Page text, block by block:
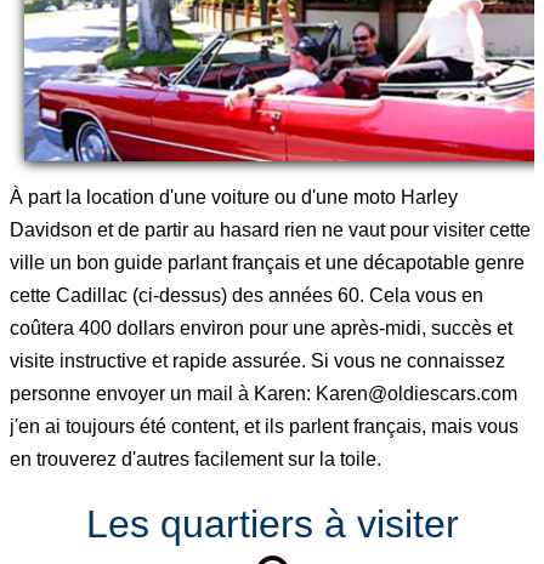
À part la location d'une voiture ou d'une moto Harley
Davidson et de partir au hasard rien ne vaut pour visiter cette
ville un bon guide parlant français et une décapotable genre
cette Cadillac (ci-dessus) des années 60. Cela vous en
coûtera 400 dollars environ pour une après-midi, succès et
visite instructive et rapide assurée. Si vous ne connaissez
personne envoyer un mail à Karen: Karen@oldiescars.com
j'en ai toujours été content, et ils parlent français, mais vous
en trouverez d'autres facilement sur la toile.
Les quartiers à visiter